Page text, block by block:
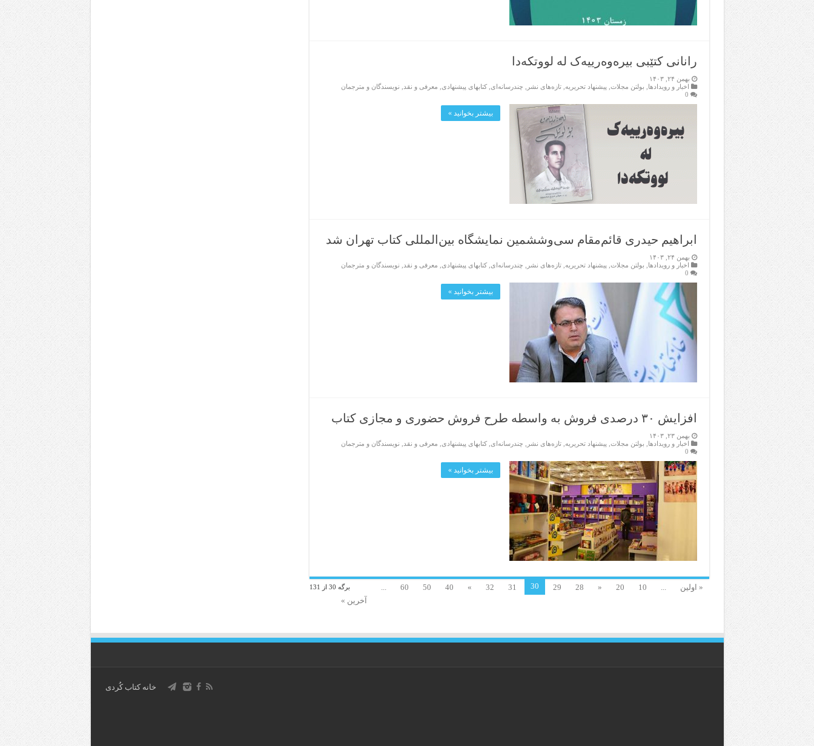
رانانی کتێبی بیرەوەرییەک لە لووتکەدا
بهمن ۲۴, ۱۴۰۳
اخبار و رویدادها
بولتن مجلات پیشنهاد تحریریه ,تازەهای نشر چندرسانه‌ای ,کتابهای پیشنهادی معرفی و نقد
نویسندگان و مترجمان
0
بیشتر بخوانید »
ابراهیم حیدری قائم‌مقام سی‌وششمین نمایشگاه بین‌المللی کتاب تهران شد
بهمن ۲۴, ۱۴۰۳
اخبار و رویدادها
بولتن مجلات پیشنهاد تحریریه ,تازەهای نشر چندرسانه‌ای ,کتابهای پیشنهادی معرفی و نقد
نویسندگان و مترجمان
0
بیشتر بخوانید »
افزایش ۳۰ درصدی فروش به واسطه طرح فروش حضوری و مجازی کتاب
بهمن ۲۳, ۱۴۰۳
اخبار و رویدادها
بولتن مجلات پیشنهاد تحریریه ,تازەهای نشر چندرسانه‌ای ,کتابهای پیشنهادی معرفی و نقد
نویسندگان و مترجمان
0
بیشتر بخوانید »
برگه 30 از 131 « اولین ...
10
20
«
28
29
30
31
32
»
40
50
60
...
آخرین »
خانه کتاب كُردی